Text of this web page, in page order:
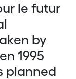
le futur
by
1995
planned